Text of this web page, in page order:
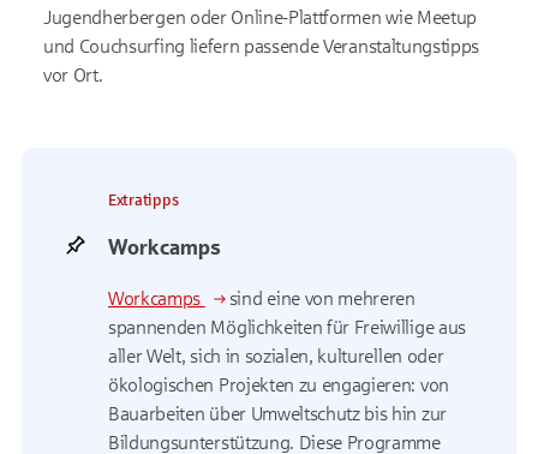
Jugendherbergen oder Online-Plattformen wie Meetup
und Couchsurfing liefern passende Veranstaltungstipps
vor Ort.
Extratipps
Workcamps
Workcamps
sind eine von mehreren
spannenden Möglichkeiten für Freiwillige aus
aller Welt, sich in sozialen, kulturellen oder
ökologischen Projekten zu engagieren: von
Bauarbeiten über Umweltschutz bis hin zur
Bildungsunterstützung. Diese Programme